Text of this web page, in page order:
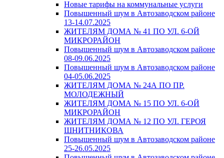
Новые тарифы на коммунальные услуги
Повышенный шум в Автозаводском районе
13-14.07.2025
ЖИТЕЛЯМ ДОМА № 41 ПО УЛ. 6-ОЙ
МИКРОРАЙОН
Повышенный шум в Автозаводском районе
08-09.06.2025
Повышенный шум в Автозаводском районе
04-05.06.2025
ЖИТЕЛЯМ ДОМА № 24А ПО ПР.
МОЛОДЕЖНЫЙ
ЖИТЕЛЯМ ДОМА № 15 ПО УЛ. 6-ОЙ
МИКРОРАЙОН
ЖИТЕЛЯМ ДОМА № 12 ПО УЛ. ГЕРОЯ
ШНИТНИКОВА
Повышенный шум в Автозаводском районе
25-26.05.2025